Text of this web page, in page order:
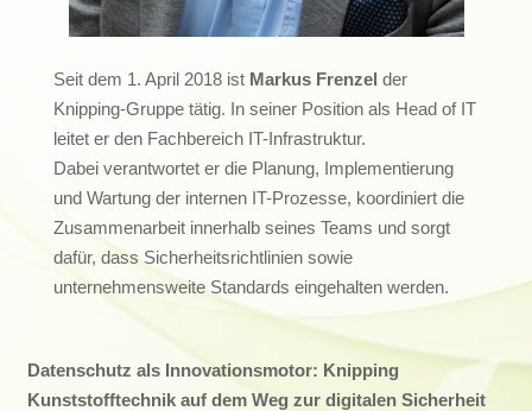
Seit dem 1. April 2018 ist Markus Frenzel der
Knipping-Gruppe tätig. In seiner Position als Head of IT
leitet er den Fachbereich IT-Infrastruktur.
Dabei verantwortet er die Planung, Implementierung
und Wartung der internen IT-Prozesse, koordiniert die
Zusammenarbeit innerhalb seines Teams und sorgt
dafür, dass Sicherheitsrichtlinien sowie
unternehmensweite Standards eingehalten werden.
Datenschutz als Innovationsmotor: Knipping
Kunststofftechnik auf dem Weg zur digitalen Sicherheit